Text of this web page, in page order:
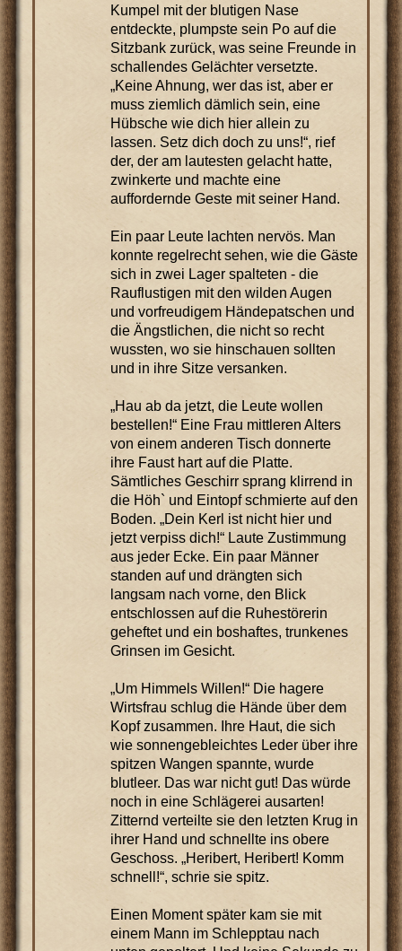
Kumpel mit der blutigen Nase
entdeckte, plumpste sein Po auf die
Sitzbank zurück, was seine Freunde in
schallendes Gelächter versetzte.
„Keine Ahnung, wer das ist, aber er
muss ziemlich dämlich sein, eine
Hübsche wie dich hier allein zu
lassen. Setz dich doch zu uns!“, rief
der, der am lautesten gelacht hatte,
zwinkerte und machte eine
auffordernde Geste mit seiner Hand.
Ein paar Leute lachten nervös. Man
konnte regelrecht sehen, wie die Gäste
sich in zwei Lager spalteten - die
Rauflustigen mit den wilden Augen
und vorfreudigem Händepatschen und
die Ängstlichen, die nicht so recht
wussten, wo sie hinschauen sollten
und in ihre Sitze versanken.
„Hau ab da jetzt, die Leute wollen
bestellen!“ Eine Frau mittleren Alters
von einem anderen Tisch donnerte
ihre Faust hart auf die Platte.
Sämtliches Geschirr sprang klirrend in
die Höh` und Eintopf schmierte auf den
Boden. „Dein Kerl ist nicht hier und
jetzt verpiss dich!“ Laute Zustimmung
aus jeder Ecke. Ein paar Männer
standen auf und drängten sich
langsam nach vorne, den Blick
entschlossen auf die Ruhestörerin
geheftet und ein boshaftes, trunkenes
Grinsen im Gesicht.
„Um Himmels Willen!“ Die hagere
Wirtsfrau schlug die Hände über dem
Kopf zusammen. Ihre Haut, die sich
wie sonnengebleichtes Leder über ihre
spitzen Wangen spannte, wurde
blutleer. Das war nicht gut! Das würde
noch in eine Schlägerei ausarten!
Zitternd verteilte sie den letzten Krug in
ihrer Hand und schnellte ins obere
Geschoss. „Heribert, Heribert! Komm
schnell!“, schrie sie spitz.
Einen Moment später kam sie mit
einem Mann im Schlepptau nach